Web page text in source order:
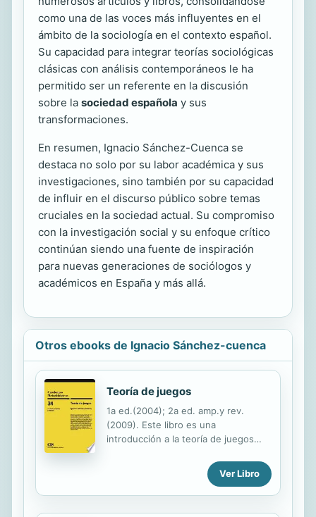
como una de las voces más influyentes en el
ámbito de la sociología en el contexto español.
Su capacidad para integrar teorías sociológicas
clásicas con análisis contemporáneos le ha
permitido ser un referente en la discusión
sobre la sociedad española y sus
transformaciones.
En resumen, Ignacio Sánchez-Cuenca se
destaca no solo por su labor académica y sus
investigaciones, sino también por su capacidad
de influir en el discurso público sobre temas
cruciales en la sociedad actual. Su compromiso
con la investigación social y su enfoque crítico
continúan siendo una fuente de inspiración
para nuevas generaciones de sociólogos y
académicos en España y más allá.
Otros ebooks de Ignacio Sánchez-cuenca
Teoría de juegos
1a ed.(2004); 2a ed. amp.y rev.
(2009). Este libro es una
introducción a la teoría de juegos
a las ciencias sociales.La teoría de de
juegos analiza situaciones
estratégicas en que los agentes
Ver Libro